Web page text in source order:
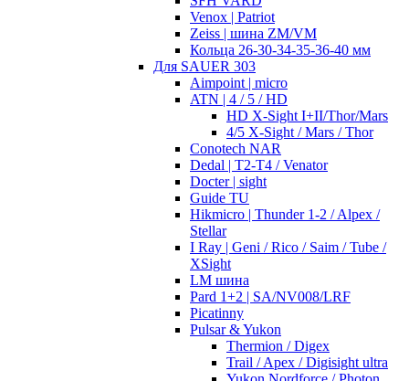
Venox | Patriot
Zeiss | шина ZM/VM
Кольца 26-30-34-35-36-40 мм
Для SAUER 303
Aimpoint | micro
ATN | 4 / 5 / HD
HD X-Sight I+II/Thor/Mars
4/5 X-Sight / Mars / Thor
Conotech NAR
Dedal | T2-T4 / Venator
Docter | sight
Guide TU
Hikmicro | Thunder 1-2 / Alpex /
Stellar
I Ray | Geni / Rico / Saim / Tube /
XSight
LM шина
Pard 1+2 | SA/NV008/LRF
Picatinny
Pulsar & Yukon
Thermion / Digex
Trail / Apex / Digisight ultra